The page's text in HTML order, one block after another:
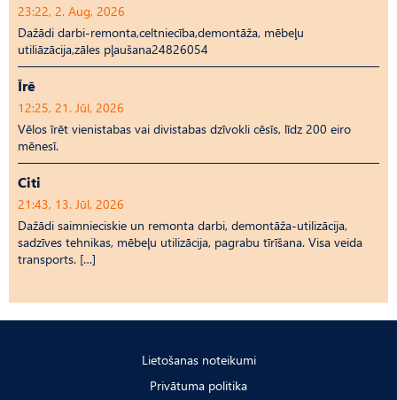
23:22, 2. Aug, 2026
Dažādi darbi-remonta,celtniecība,demontāža, mēbeļu
utiliāzācija,zāles pļaušana24826054
Īrē
12:25, 21. Jūl, 2026
Vēlos īrēt vienistabas vai divistabas dzīvokli cēsīs, līdz 200 eiro
mēnesī.
Citi
21:43, 13. Jūl, 2026
Dažādi saimnieciskie un remonta darbi, demontāža-utilizācija,
sadzīves tehnikas, mēbeļu utilizācija, pagrabu tīrīšana. Visa veida
transports. […]
Lietošanas noteikumi
Privātuma politika